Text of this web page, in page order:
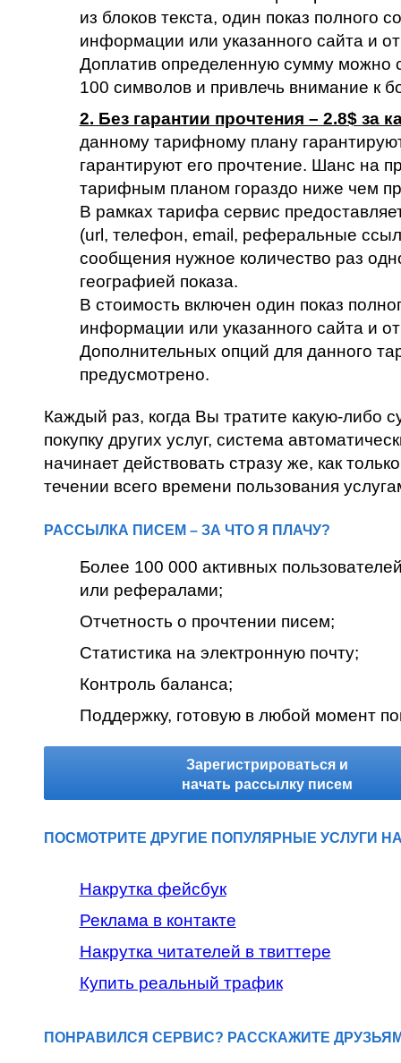
из блоков текста, один показ полного
информации или указанного сайта и
Доплатив определенную сумму можно
100 символов и привлечь внимание к
2. Без гарантии прочтения – 2.8$ за
данному тарифному плану
гарантируют его прочтение. Шанс на
тарифным планом гораздо ниже чем
В рамках тарифа сервис
(url, телефон, email, реферальные
сообщения нужное количество раз
географией показа.
В стоимость включен один показ
информации или указанного сайта и
Дополнительных опций для данного
предусмотрено.
Каждый раз, когда Вы тратите какую-либо
покупку других услуг, система
начинает действовать стразу же, как
течении всего времени пользования
РАССЫЛКА ПИСЕМ – ЗА ЧТО Я ПЛАЧУ?
Более 100 000 активных
или рефералами;
Отчетность о прочтении писем;
Статистика на электронную почту;
Контроль баланса;
Поддержку, готовую в любой момент
Зарегистрироваться и
начать рассылку писем
ПОСМОТРИТЕ ДРУГИЕ ПОПУЛЯРНЫЕ УСЛУГИ
Накрутка фейсбук
Реклама в контакте
Накрутка читателей в твиттере
Купить реальный трафик
ПОНРАВИЛСЯ СЕРВИС? РАССКАЖИТЕ